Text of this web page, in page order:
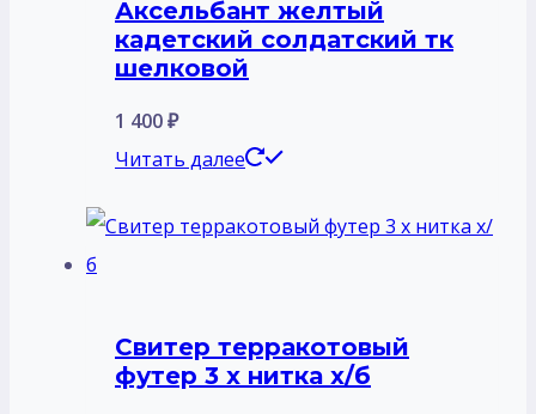
Аксельбант желтый
кадетский солдатский тк
шелковой
1 400₽
Читать далее
Свитер терракотовый
футер 3 х нитка х/б